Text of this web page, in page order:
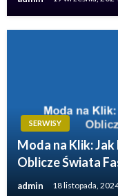
SERWISY
Moda na Klik:
Oblicze Świata
admin 18 listopada,